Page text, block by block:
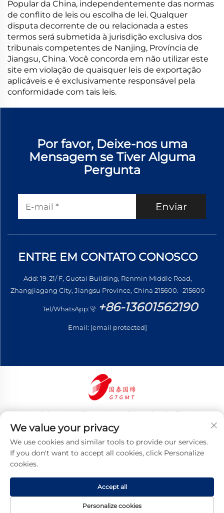
Popular da China, independentemente das normas
de conflito de leis ou escolha de lei. Qualquer
disputa decorrente de ou relacionada a estes
termos será submetida à jurisdição exclusiva dos
tribunais competentes de Nanjing, Província de
Jiangsu, China. Você concorda em não utilizar este
site em violação de quaisquer leis de exportação
aplicáveis e é exclusivamente responsável pela
conformidade com tais leis.
Por favor, Deixe-nos uma
Mensagem se Tiver Alguma
Pergunta
Enviar
ENTRE EM CONTATO CONOSCO
Add: 19-21/ F, Guotai Building, Renmin Middle Road,
Zhangjiagang City, Jiangsu Province, China 215600. -215600
Tel/WhatsApp: +86-13601562190
Email: [email protected]
Copyright © 2026 Jiangsu Guotai Guomian Trading Co.,
Ltd. Todos os direitos reservados
Política de Privacidade
We value your privacy
We use cookies and similar tools to provide our services.
If you don't want to accept all cookies, click Personalize
cookies.
Personalize cookies
Accept all